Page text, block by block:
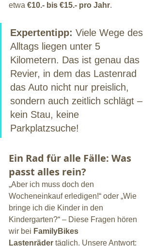
etwa €10.- bis €15.- pro Jahr.
Expertentipp: Viele Wege des
Alltags liegen unter 5
Kilometern. Das ist genau das
Revier, in dem das Lastenrad
das Auto nicht nur preislich,
sondern auch zeitlich schlägt –
kein Stau, keine
Parkplatzsuche!
Ein Rad für alle Fälle: Was
passt alles rein?
„Aber ich muss doch den
Wocheneinkauf erledigen!“ oder „Wie
bringe ich die Kinder in den
Kindergarten?“ – Diese Fragen hören
wir bei FamilyBikes
Lastenräder täglich. Unsere Antwort: